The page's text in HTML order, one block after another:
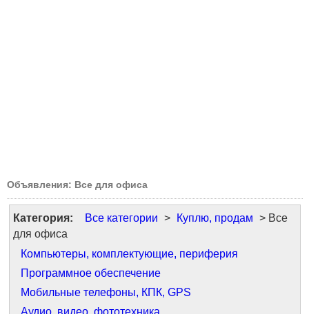
Объявления: Все для офиса
Категория: Все категории > Куплю, продам > Все
для офиса
Компьютеры, комплектующие, периферия
Программное обеспечение
Мобильные телефоны, КПК, GPS
Аудио, видео, фототехника